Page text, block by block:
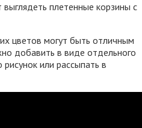
плетенные корзины с
цветов могут быть отличным
добавить в виде отдельного
или рассыпать в